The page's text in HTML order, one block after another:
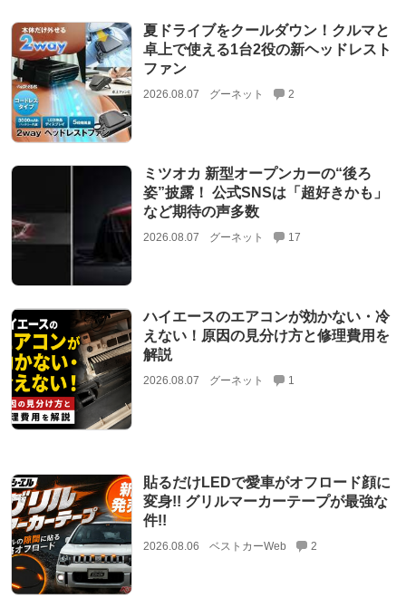
夏ドライブをクールダウン！クルマと
卓上で使える1台2役の新ヘッドレスト
ファン
2026.08.07 グーネット 2
ミツオカ 新型オープンカーの“後ろ
姿”披露！ 公式SNSは「超好きかも」
など期待の声多数
2026.08.07 グーネット 17
ハイエースのエアコンが効かない・冷
えない！原因の見分け方と修理費用を
解説
2026.08.07 グーネット 1
貼るだけLEDで愛車がオフロード顔に
変身!! グリルマーカーテープが最強な
件!!
2026.08.06 ベストカーWeb 2